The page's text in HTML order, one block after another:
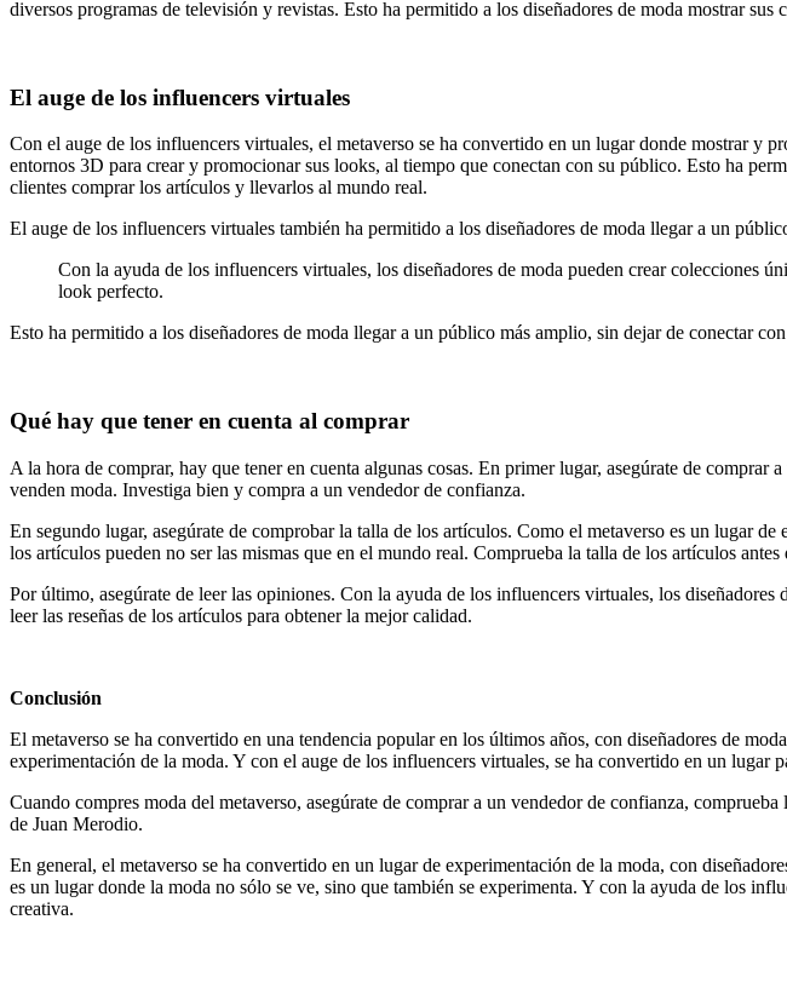
diversos programas de televisión y revistas. Esto ha permitido a los diseñadores de moda mostrar
El auge de los influencers virtuales
Con el auge de los influencers virtuales, el metaverso se ha convertido en un lugar donde mostrar y
entornos 3D para crear y promocionar sus looks, al tiempo que conectan con su público. Esto ha
clientes comprar los artículos y llevarlos al mundo real.
El auge de los influencers virtuales también ha permitido a los diseñadores de moda llegar a un
Con la ayuda de los influencers virtuales, los diseñadores de moda pueden crear colecciones
look perfecto.
Esto ha permitido a los diseñadores de moda llegar a un público más amplio, sin dejar de conectar
Qué hay que tener en cuenta al comprar
A la hora de comprar, hay que tener en cuenta algunas cosas. En primer lugar, asegúrate de
venden moda. Investiga bien y compra a un vendedor de confianza.
En segundo lugar, asegúrate de comprobar la talla de los artículos. Como el metaverso es un lugar
los artículos pueden no ser las mismas que en el mundo real. Comprueba la talla de los artículos
Por último, asegúrate de leer las opiniones. Con la ayuda de los influencers virtuales, los
leer las reseñas de los artículos para obtener la mejor calidad.
Conclusión
El metaverso se ha convertido en una tendencia popular en los últimos años, con diseñadores de
experimentación de la moda. Y con el auge de los influencers virtuales, se ha convertido en un lugar
Cuando compres moda del metaverso, asegúrate de comprar a un vendedor de confianza,
de Juan Merodio.
En general, el metaverso se ha convertido en un lugar de experimentación de la moda, con
es un lugar donde la moda no sólo se ve, sino que también se experimenta. Y con la ayuda de los
creativa.